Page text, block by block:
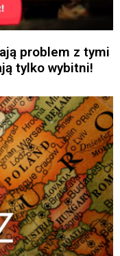
problem z tymi
tylko wybitni!